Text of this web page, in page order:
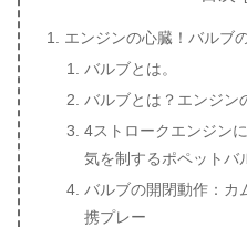
エンジンの心臓！バルブ
バルブとは。
バルブとは？エンジン
4ストロークエンジン
気を制するポペットバ
バルブの開閉動作：カ
携プレー